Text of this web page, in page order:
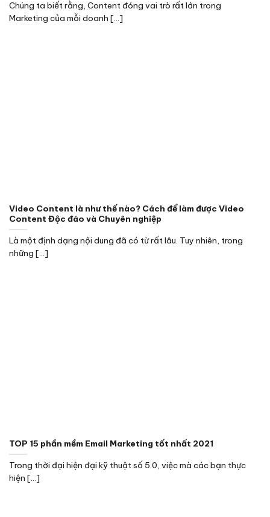
Chúng ta biết rằng, Content đóng vai trò rất lớn trong
Marketing của mỗi doanh [...]
Video Content là như thế nào? Cách để làm được Video
Content Độc đáo và Chuyên nghiệp
Là một định dạng nội dung đã có từ rất lâu. Tuy nhiên, trong
những [...]
TOP 15 phần mềm Email Marketing tốt nhất 2021
Trong thời đại hiện đại kỹ thuật số 5.0, việc mà các bạn thực
hiện [...]